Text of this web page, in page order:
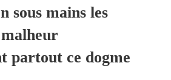
sous mains les
partout ce dogme